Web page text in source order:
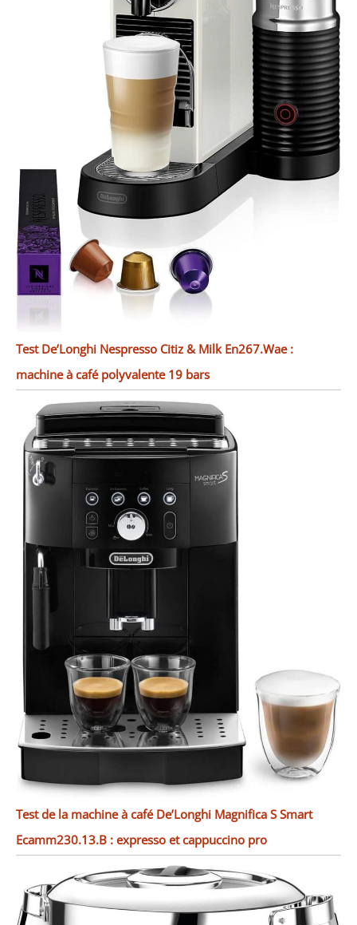
Test De’Longhi Nespresso Citiz & Milk En267.Wae :
machine à café polyvalente 19 bars
Test de la machine à café De’Longhi Magnifica S Smart
Ecamm230.13.B : expresso et cappuccino pro